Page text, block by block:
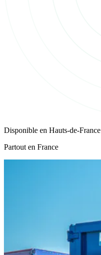
Disponible en Hauts-de-France
Partout en France